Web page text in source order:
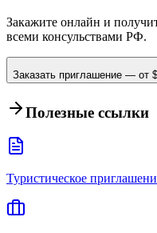
Закажите онлайн и
всеми консульствами РФ.
Заказать приглашение — от $
Полезные ссылки
Туристическое